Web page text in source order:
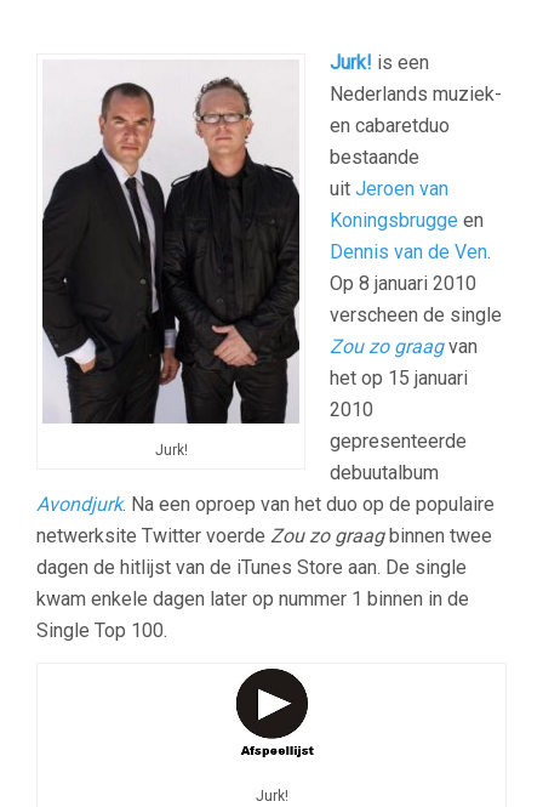
Jurk!
Jurk! is een
Nederlands muziek-
en cabaretduo
bestaande
uit Jeroen van
Koningsbrugge en
Dennis van de Ven.
Op 8 januari 2010
verscheen de single
Zou zo graagvan
het op 15 januari
2010
gepresenteerde
debuutalbum
Avondjurk. Na een oproep van het duo op de populaire
netwerksite Twitter voerde Zou zo graagbinnen twee
dagen de hitlijst van de iTunes Store aan. De single
kwam enkele dagen later op nummer 1 binnen in de
Single Top 100.
Jurk!